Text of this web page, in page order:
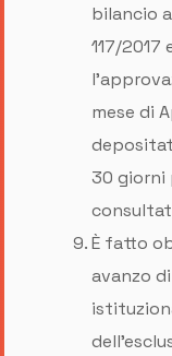
bilancio
117/2017
mese di
30 giorni
È fatto
avanzo